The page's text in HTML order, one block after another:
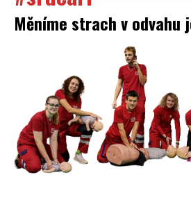
Měníme strach v odvahu